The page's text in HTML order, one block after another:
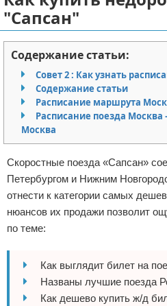
Авиаперелеты
Отели
Полезное для туристов
Отдых на природе
Аренда автомобилей
Документы и визы
Билеты
Планирование отдыха
Пляжный отдых
Турагенства
Отказ от ответственности
"Сапсан"
Содержание статьи:
Совет 2 : Как узнать
Содержание статьи
Расписание маршрута
Расписание поезда
Москва
Скоростные поезда «Сапсан»
Петербургом и Нижним
отнести к категории самых
нюансов их продажи позволит
по теме:
Как выглядит билет на
Названы лучшие поезда
Как дешево купить ж/д